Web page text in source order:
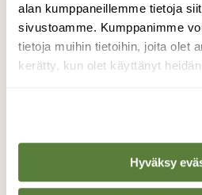
alan kumppaneillemme tietoja
sivustoamme. Kumppanimme
tietoja muihin tietoihin, joita olet
kerätty, kun olet käyttänyt
Hyväksy
Torniossa on
kanadanhanhia, mutta
siivekkäiden
TAKAISIN